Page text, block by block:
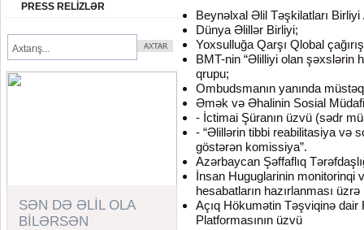
Beynəlxal Əlil Təşkilatları
Dünya Əlillər Birliyi;
Yoxsulluğa Qarşı Qlobal
BMT-nin “Əlilliyi olan şəxslərin
qrupu;
Ombudsmanın yanında
Əmək və Əhalinin Sosial
- İctimai Şüranın üzvü (sədr
- “Əlillərin tibbi reabilitasiya və
göstərən komissiya”.
Azərbaycan Şəffaflıq
İnsan Huguglarinin monitorinqi
hesabatların hazırlanması
Açıq Hökumətin Təşviqinə
Platformasının üzvü
PRESS RELİZLƏR
SƏN DƏ ƏLİL OLA
BİLƏRSƏN